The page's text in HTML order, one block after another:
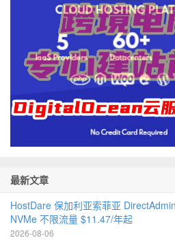
最新文章
HostDare 保加利亚索菲亚
NVMe 不限流量 $11.47/年起
2026-08-06